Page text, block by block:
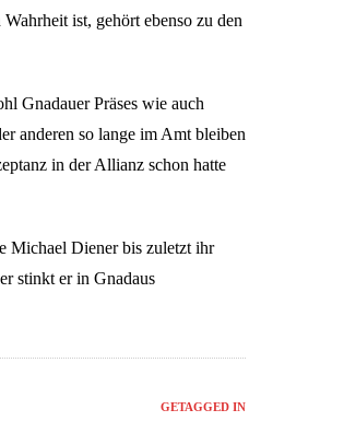
ist, gehört ebenso zu den
Gnadauer Präses wie auch
anderen so lange im Amt bleiben
in der Allianz schon hatte
Michael Diener bis zuletzt ihr
stinkt er in Gnadaus
GETAGGED IN